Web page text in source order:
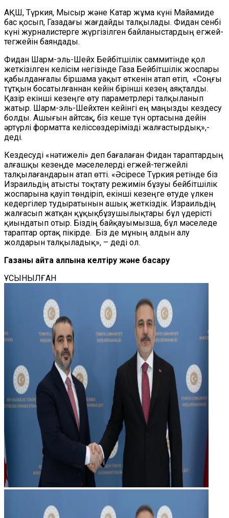
АҚШ, Түркия, Мысыр және Катар жұма күні Майамиде
бас қосып, Газадағы жағдайды талқылады. Фидан сенбі
күні журналистерге жүргізілген байланыстардың егжей-
тегжейін баяндады.
Фидан Шарм-эль-Шейх Бейбітшілік саммитінде қол
жеткізілген келісім негізінде Газа Бейбітшілік жоспары
қабылданғалы біршама уақыт өткенін атап өтіп, «Соңғы
тұтқын босатылғаннан кейін бірінші кезең аяқталды.
Қазір екінші кезеңге өту параметрлері талқыланып
жатыр. Шарм-эль-Шейхтен кейінгі ең маңызды кездесу
болды. Ашығын айтсақ, біз кеше түн ортасына дейін
әртүрлі форматта келіссөздерімізді жалғастырдық»,-
деді.
Кездесуді «нәтижелі» деп бағалаған Фидан тараптардың
алғашқы кезеңде мәселелерді егжей-тегжейлі
талқылағандарын атап өтті. «Әсіресе Түркия ретінде біз
Израильдің атысты тоқтату режимін бұзуы бейбітшілік
жоспарына қауіп төндіріп, екінші кезеңге өтуде үлкен
кедергілер тудыратынын ашық жеткіздік. Израильдің
жалғасып жатқан құқықбұзушылықтары бұл үдерісті
қиындатып отыр. Біздің байқауымызша, бұл мәселеде
тараптар ортақ пікірде. Біз де мұның алдын алу
жолдарын талқыладық», – деді ол.
Газаны қайта қалпына келтіру және басқару
ҰСЫНЫЛҒАН